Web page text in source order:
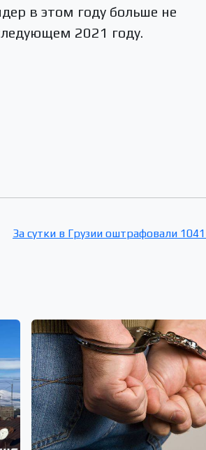
в этом году больше не
2021 году.
За сутки в Грузии оштрафовали